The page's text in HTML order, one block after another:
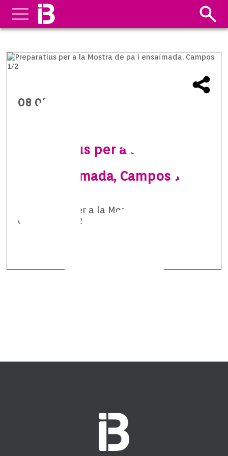
08 05 2014
Preparatius per a la Mostra de
pa i ensaïmada, Campos 1/2
Preparatius per a la Mostra de pa i
ensaïmada 1/2